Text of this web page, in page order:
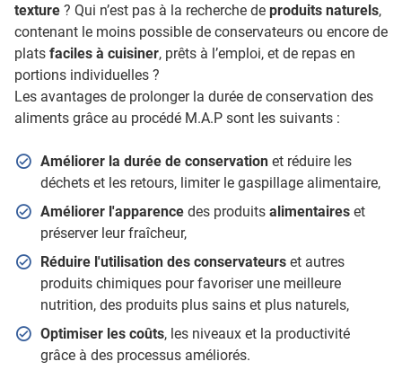
texture ? Qui n’est pas à la recherche de produits naturels,
contenant le moins possible de conservateurs ou encore de
plats faciles à cuisiner, prêts à l’emploi, et de repas en
portions individuelles ?
Les avantages de prolonger la durée de conservation des
aliments grâce au procédé M.A.P sont les suivants :
Améliorer la durée de conservationet réduire les
déchets et les retours, limiter le gaspillage alimentaire,
Améliorer l'apparencedes produits alimentaires et
préserver leur fraîcheur,
Réduire l'utilisation des conservateurs et autres
produits chimiques pour favoriser une meilleure
nutrition, des produits plus sains et plus naturels,
Optimiser les coûts, les niveaux et la productivité
grâce à des processus améliorés.